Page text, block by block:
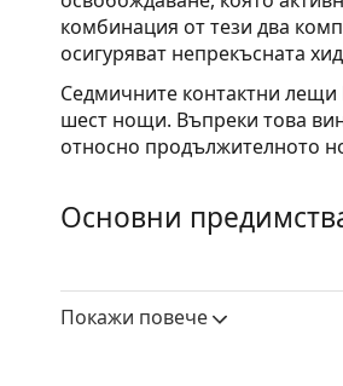
комбинация от тези два
осигуряват непрекъсната
Седмичните контактни
шест нощи. Въпреки това
относно продължителното
Основни
Висока
Покажи повече